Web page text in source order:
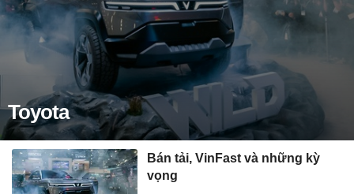
Toyota
Bán tải, VinFast và những kỳ
vọng